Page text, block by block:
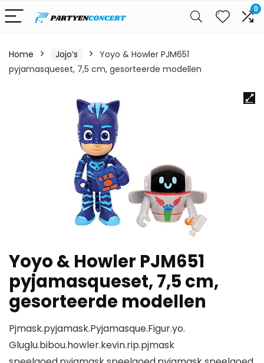
0
Home Jojo’s
Yoyo & Howler PJM651
pyjamasqueset, 7,5 cm, gesorteerde modellen
Yoyo & Howler PJM651
pyjamasqueset, 7,5 cm,
gesorteerde modellen
Pjmask.pyjamask.Pyjamasque.Figur.yo.
Gluglu.bibou.howler.kevin.rip.pjmask